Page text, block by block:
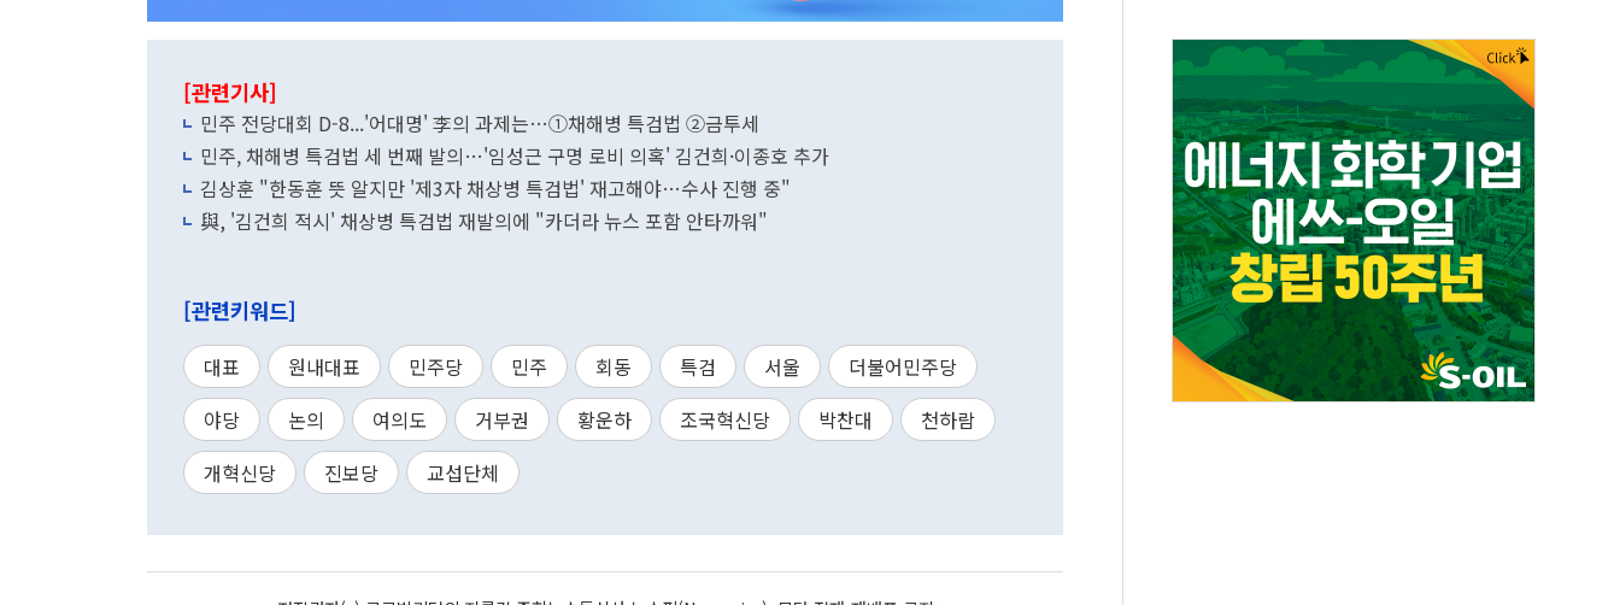
[관련기사]
민주 전당대회 D-8...'어대명' 李의 과제는…①채해병 특검법 ②금투세
민주, 채해병 특검법 세 번째 발의…'임성근 구명 로비 의혹' 김건희·이종호 추가
김상훈 "한동훈 뜻 알지만 '제3자 채상병 특검법' 재고해야…수사 진행 중"
與, '김건희 적시' 채상병 특검법 재발의에 "카더라 뉴스 포함 안타까워"
[관련키워드]
대표 원내대표 민주당 민주 회동 특검 서울
더불어민주당
야당
논의 여의도 거부권 황운하 조국혁신당 박찬대
천하람
개혁신당
진보당 교섭단체